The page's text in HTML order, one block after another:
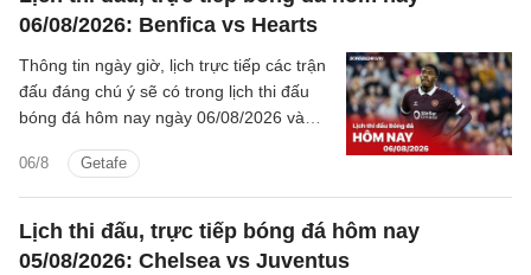
06/08/2026: Benfica vs Hearts
06/8 Getafe
Thông tin ngày giờ, lịch trực tiếp các trận
đấu đáng chú ý sẽ có trong lịch thi đấu
bóng đá hôm nay ngày 06/08/2026 và
tiếp.
Lịch thi đấu, trực tiếp bóng đá hôm nay
05/08/2026: Chelsea vs Juventus